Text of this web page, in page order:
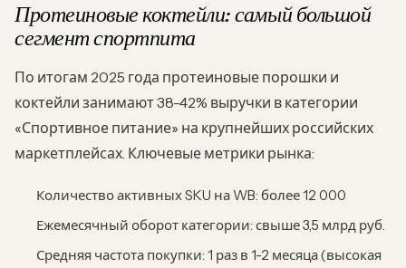
Протеиновые коктейли: самый большой
сегмент спортпита
По итогам 2025 года протеиновые порошки и
коктейли занимают 38-42% выручки в категории
«Спортивное питание» на крупнейших российских
маркетплейсах. Ключевые метрики рынка:
Количество активных SKU на WB: более 12 000
Ежемесячный оборот категории: свыше 3,5 млрд руб.
Средняя частота покупки: 1 раз в 1-2 месяца (высокая